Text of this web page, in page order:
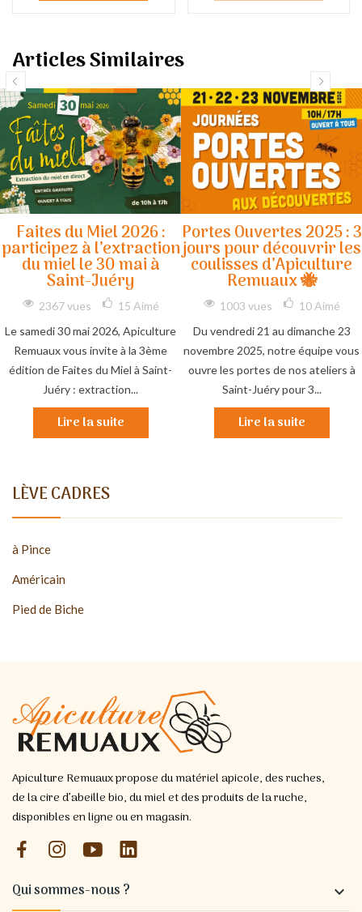
LÈVE CADRES
à Pince
Américain
Pied de Biche
Articles Similaires
Faites du Miel 2026 :
participez à l’extraction
du miel le 30 mai à
Saint-Juéry
2367 vues 15 Aimé
Le samedi 30 mai 2026, Apiculture
Remuaux vous invite à la 3ème
édition de Faites du Miel à Saint-
Juéry : extraction...
Lire la suite
Portes Ouvertes 2025 : 3
jours pour découvrir les
coulisses d’Apiculture
Remuaux 🐝
1003 vues 10 Aimé
Du vendredi 21 au dimanche 23
novembre 2025, notre équipe vous
ouvre les portes de nos ateliers à
Saint-Juéry pour 3...
Lire la suite
Apiculture Remuaux propose du matériel apicole, des ruches,
de la cire d’abeille bio, du miel et des produits de la ruche,
disponibles en ligne ou en magasin.
Qui sommes-nous ? 